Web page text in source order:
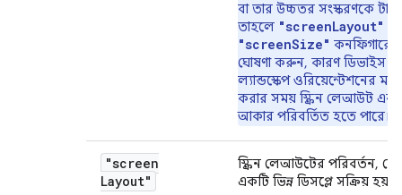
বা তার উচ্চতর সংস্করণকে
তাহলে "screenLayout"
"screenSize"
ঘোষণা করুন, কারণ ডিভাইস
ল্যান্ডস্কেপ ওরিয়েন্টেশনের
করার সময় স্ক্রিন লেআউট এবং
আকার পরিবর্তিত হতে পারে।
"screen
Layout"
স্ক্রিন লেআউটের পরিবর্তন,
একটি ভিন্ন ডিসপ্লে সক্রিয় হয়।